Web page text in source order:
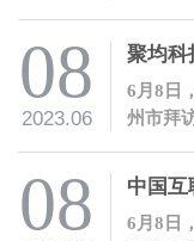
科技首
开展主
08
2023.06
聚均科
6月8日
州市拜
08
6月8日